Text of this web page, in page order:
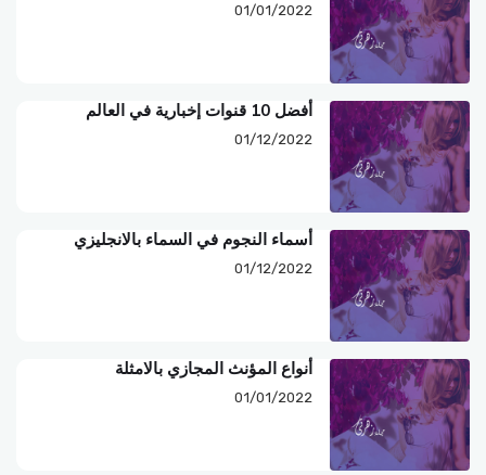
01/01/2022
أفضل 10 قنوات إخبارية في العالم
01/12/2022
أسماء النجوم في السماء بالانجليزي
01/12/2022
أنواع المؤنث المجازي بالامثلة
01/01/2022